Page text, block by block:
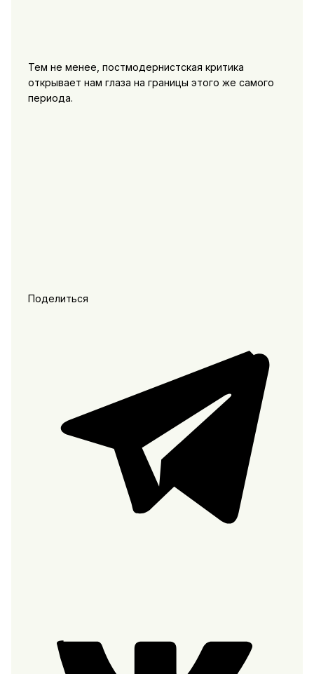
Тем не менее, постмодернистская критика
открывает нам глаза на границы этого же самого
периода.
Поделиться